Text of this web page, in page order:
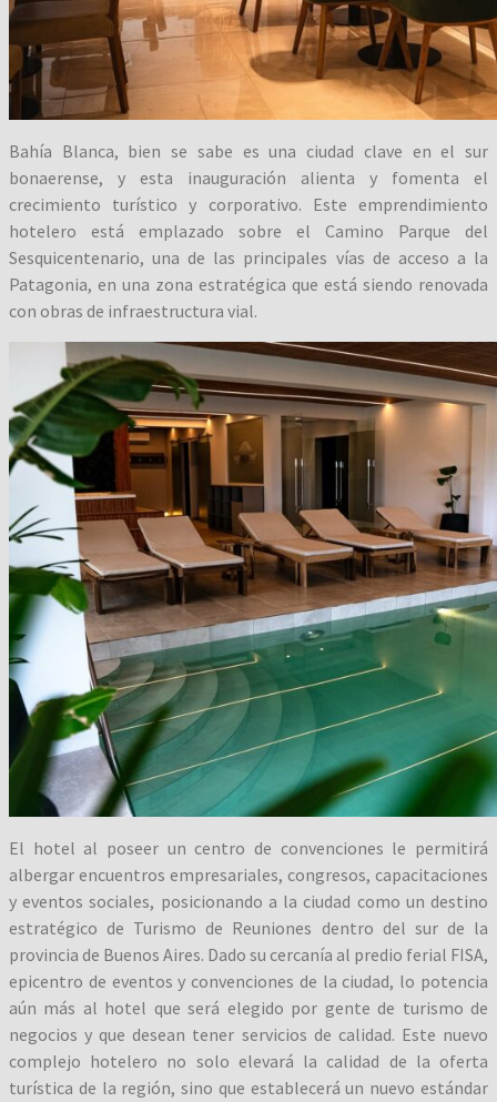
Bahía Blanca, bien se sabe es una ciudad clave en el sur
bonaerense, y esta inauguración alienta y fomenta el
crecimiento turístico y corporativo. Este emprendimiento
hotelero está emplazado sobre el Camino Parque del
Sesquicentenario, una de las principales vías de acceso a la
Patagonia, en una zona estratégica que está siendo renovada
con obras de infraestructura vial.
El hotel al poseer un centro de convenciones le permitirá
albergar encuentros empresariales, congresos, capacitaciones
y eventos sociales, posicionando a la ciudad como un destino
estratégico de Turismo de Reuniones dentro del sur de la
provincia de Buenos Aires. Dado su cercanía al predio ferial FISA,
epicentro de eventos y convenciones de la ciudad, lo potencia
aún más al hotel que será elegido por gente de turismo de
negocios y que desean tener servicios de calidad. Este nuevo
complejo hotelero no solo elevará la calidad de la oferta
turística de la región, sino que establecerá un nuevo estándar